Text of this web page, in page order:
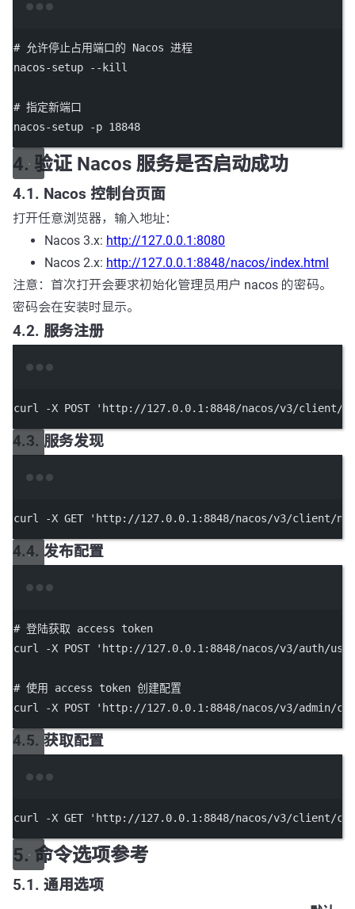
# 允许停止占用端口的 Nacos 进程
nacos-setup
--kill
# 指定新端口
nacos-setup
-p 18848
4. 验证 Nacos 服务是否启动成功
4.1. Nacos 控制台页面
打开任意浏览器，输入地址：
Nacos 3.x: http://127.0.0.1:8080
Nacos 2.x: http://127.0.0.1:8848/nacos/index.html
注意：首次打开会要求初始化管理员用户 nacos 的密码。
密码会在安装时显示。
4.2. 服务注册
curl -X POST 'http://127.0.0.1:8848/nacos/v3/client/
4.3. 服务发现
curl -X GET 'http://127.0.0.1:8848/nacos/v3/client/
4.4. 发布配置
# 登陆获取 access token
curl
-X POST 'http://127.0.0.1:8848/nacos/v3/auth/
# 使用 access token 创建配置
curl
-X POST 'http://127.0.0.1:8848/nacos/v3/admin/
4.5. 获取配置
curl -X GET 'http://127.0.0.1:8848/nacos/v3/client/cs/
5. 命令选项参考
5.1. 通用选项